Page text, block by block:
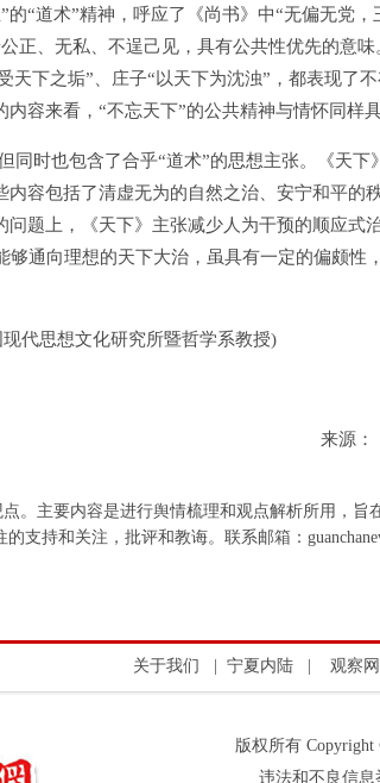
“道术”精神，呼应了《尚书》中“无偏无党
正、无私、不逞己见，具有公共性优先的意
天下之垢”、庄子“以天下为沈浊”，都表现了
容来看，“不忘天下”的公共精神与情怀同样具
时也包含了合乎“道术”的思想主张。《天下
容包括了清虚无为的自然之治、安宁和平的
题上，《天下》主张减少人为干预的顺应式
通向理想的天下大治，虽具有一定的偏颇性
思想文化研究所暨哲学系教授)
来源：
。主要内容是进行舆情梳理和观点解析所用，旨
支持和关注，批评和教诲。联系邮箱：
关于我们 宁夏内陆 观察网
版权所有
违法和不良信息